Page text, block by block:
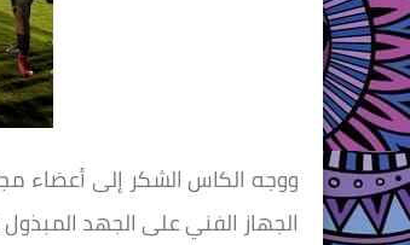
ووجه الكاس الشكر إلى أعضاء
الجهاز الفني على الجهد